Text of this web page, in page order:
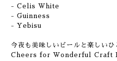
- Celis White
- Guinness
- Yebisu
今夜も美味しいビールと楽しいひ
Cheers for Wonderful Craft